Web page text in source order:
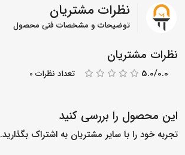
نظرات مشتریان
توضیحات و مشخصات فنی محصول
نظرات مشتریان
5.0/0.0 تعداد نظرات 0
این محصول را بررسی کنید
تجربه خود را با سایر مشتریان به اشتراک بگذارید.